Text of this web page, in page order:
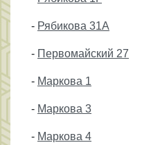
- Рябикова 31А
- Первомайский 27
- Маркова 1
- Маркова 3
- Маркова 4